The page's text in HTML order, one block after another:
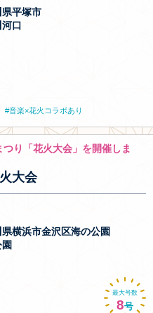
平塚市
口
音楽×花火コラボあり
り「花火大会」を開催しま
大会
横浜市金沢区海の公園
最大号数
8号